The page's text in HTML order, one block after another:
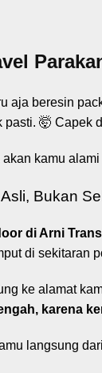
aja beresin
pasti. 🤯 Capek
kamu
Bukan
di Arni
di sekitaran
ke alamat
karena
langsung